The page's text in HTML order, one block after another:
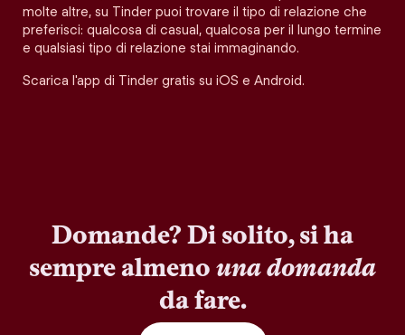
molte altre, su Tinder puoi trovare il tipo di relazione che
preferisci: qualcosa di casual, qualcosa per il lungo termine
e qualsiasi tipo di relazione stai immaginando.
Scarica l'app di Tinder gratis su iOS e Android.
Domande? Di solito, si ha
sempre almeno una domanda
da fare.